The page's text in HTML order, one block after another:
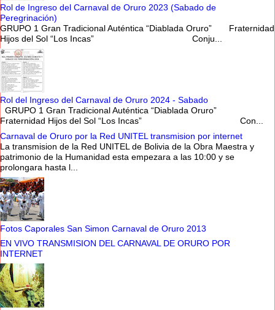
Rol de Ingreso del Carnaval de Oruro 2023 (Sabado de
Peregrinación)
GRUPO 1 Gran Tradicional Auténtica “Diablada Oruro” Fraternidad
Hijos del Sol “Los Incas” Conju...
Rol del Ingreso del Carnaval de Oruro 2024 - Sabado
GRUPO 1 Gran Tradicional Auténtica “Diablada Oruro”
Fraternidad Hijos del Sol “Los Incas” Con...
Carnaval de Oruro por la Red UNITEL transmision por internet
La transmision de la Red UNITEL de Bolivia de la Obra Maestra y
patrimonio de la Humanidad esta empezara a las 10:00 y se
prolongara hasta l...
Fotos Caporales San Simon Carnaval de Oruro 2013
EN VIVO TRANSMISION DEL CARNAVAL DE ORURO POR
INTERNET